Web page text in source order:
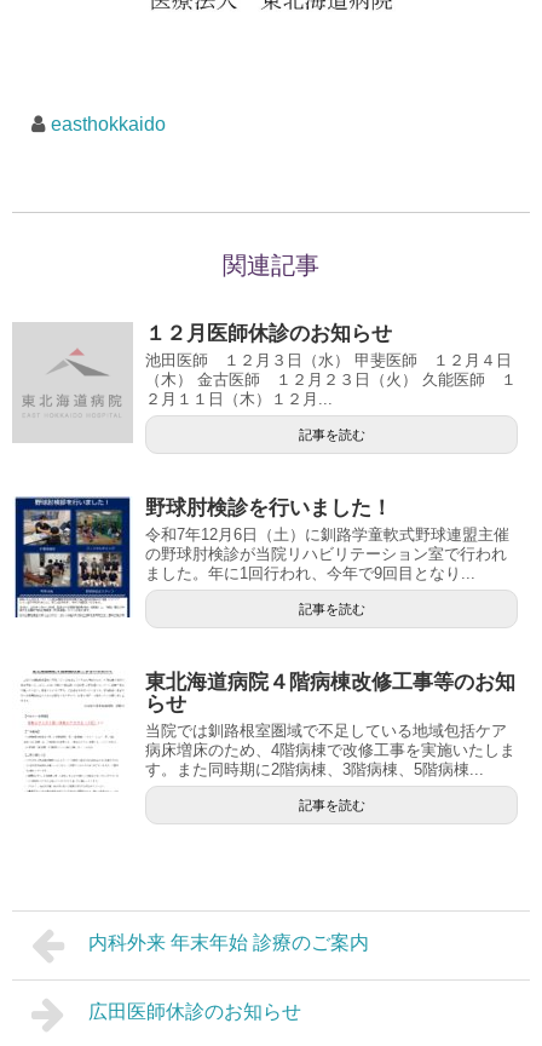
easthokkaido
関連記事
１２月医師休診のお知らせ
池田医師 １２月３日（水） 甲斐医師 １２月４日
（木） 金古医師 １２月２３日（火） 久能医師 １
２月１１日（木）１２月...
記事を読む
野球肘検診を行いました！
令和7年12月6日（土）に釧路学童軟式野球連盟主催
の野球肘検診が当院リハビリテーション室で行われ
ました。年に1回行われ、今年で9回目となり...
記事を読む
東北海道病院４階病棟改修工事等のお知
らせ
当院では釧路根室圏域で不足している地域包括ケア
病床増床のため、4階病棟で改修工事を実施いたしま
す。また同時期に2階病棟、3階病棟、5階病棟...
記事を読む
内科外来 年末年始 診療のご案内
広田医師休診のお知らせ